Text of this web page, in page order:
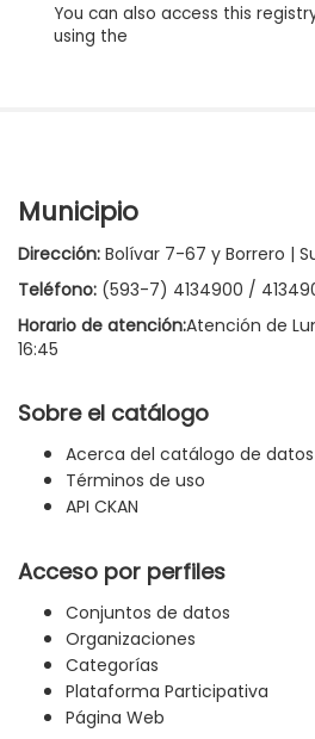
You can also access this
using the
Municipio
Dirección: Bolívar 7-67 y Borrero |
Teléfono: (593-7) 4134900 /
Horario de atención:Atención de
16:45
Sobre el catálogo
Acerca del catálogo de
Términos de uso
API CKAN
Acceso por perfiles
Conjuntos de datos
Organizaciones
Categorías
Plataforma Participativa
Página Web